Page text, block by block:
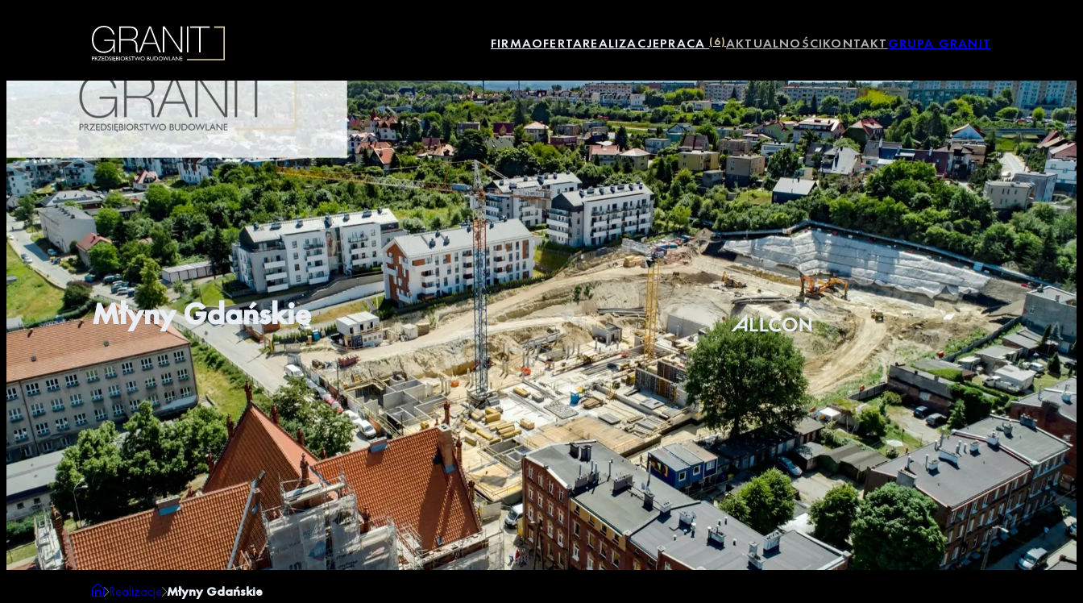
FIRMAOFERTAREALIZACJEPRACA(6)AKTUALNOŚCIKONTAKTGRUPA GRANIT
Młyny Gdańskie
Realizacje Młyny Gdańskie